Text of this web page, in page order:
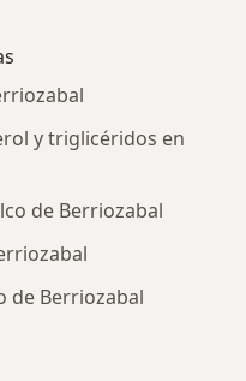
y triglicéridos en
de Berriozabal
de Berriozabal